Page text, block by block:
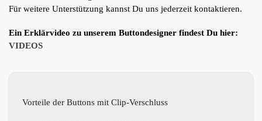
Für weitere Unterstützung kannst Du uns jederzeit kontaktieren.
Ein Erklärvideo zu unserem Buttondesigner findest Du hier:
VIDEOS
Vorteile der Buttons mit Clip-Verschluss